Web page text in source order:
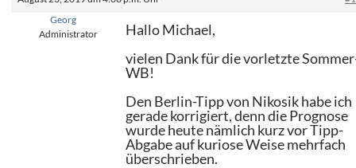
Georg
Administrator
Hallo Michael,
vielen Dank für die vorletzte
WB!
Den Berlin-Tipp von Nikosik habe ich
gerade korrigiert, denn die Prognose
wurde heute nämlich kurz vor Tipp-
Abgabe auf kuriose Weise mehrfach
überschrieben.